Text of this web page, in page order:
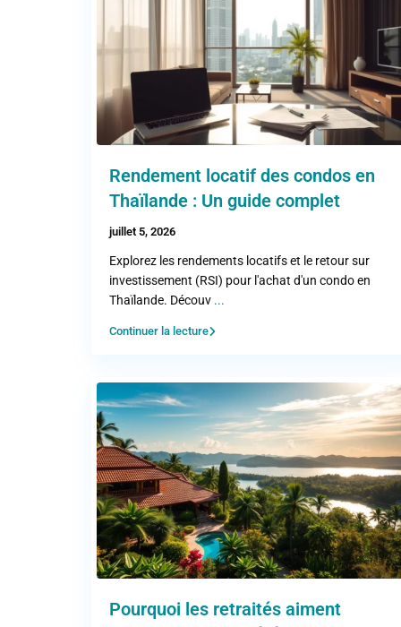
Rendement locatif des condos en
Thaïlande : Un guide complet
juillet 5, 2026
Explorez les rendements locatifs et le retour sur
investissement (RSI) pour l'achat d'un condo en
Thaïlande. Découv ...
Continuer la lecture
Pourquoi les retraités aiment